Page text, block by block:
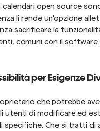
open source
li rende un'opzione
sacrificare la
comuni con il
per Esigenze
che potrebbe
utenti di modificare ed
specifiche. Che si tratti